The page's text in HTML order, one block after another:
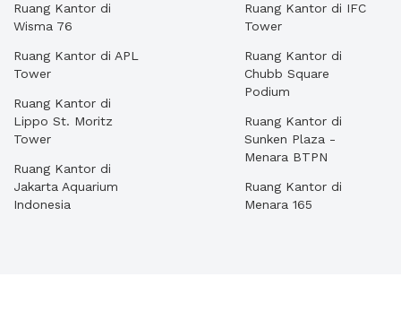
Ruang Kantor di
Wisma 76
Ruang Kantor di APL
Tower
Ruang Kantor di
Lippo St. Moritz
Tower
Ruang Kantor di
Jakarta Aquarium
Indonesia
Ruang Kantor di IFC
Tower
Ruang Kantor di
Chubb Square
Podium
Ruang Kantor di
Sunken Plaza -
Menara BTPN
Ruang Kantor di
Menara 165